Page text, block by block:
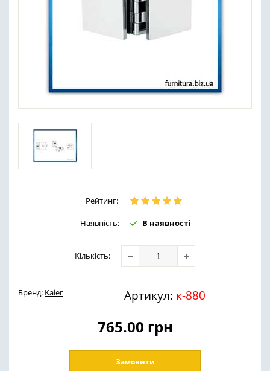
Рейтинг:
Наявність: В наявності
Кількість: − +
Бренд: Kaier Артикул: к-880
765.00 грн
Замовити